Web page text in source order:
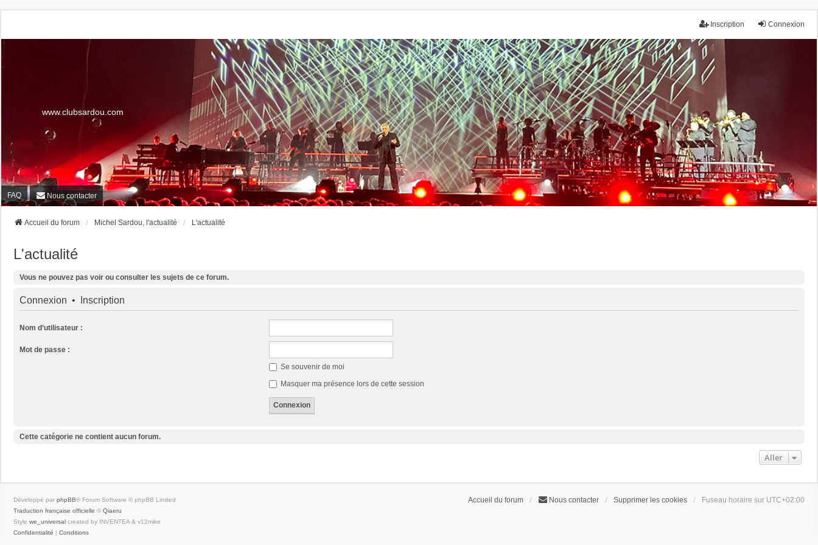
Connexion
Inscription
www.clubsardou.com
FAQ Nous contacter
Accueil du forum Michel Sardou, l'actualité L'actualité
L'actualité
Vous ne pouvez pas voir ou consulter les sujets de ce forum.
Connexion • Inscription
Nom d’utilisateur :
Mot de passe :
Se souvenir de moi
Masquer ma présence lors de cette session
Cette catégorie ne contient aucun forum.
Aller
Accueil du forum Nous contacter Supprimer les cookies Fuseau horaire sur UTC+02:00
Développé par phpBB® Forum Software © phpBB Limited
Traduction française officielle © Qiaeru
Style we_universal created by INVENTEA & v12mike
Confidentialité | Conditions